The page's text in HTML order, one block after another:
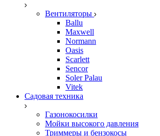
Вентиляторы
Ballu
Maxwell
Normann
Oasis
Scarlett
Sencor
Soler Palau
Vitek
Садовая техника
Газонокосилки
Мойки высокого давления
Триммеры и бензокосы